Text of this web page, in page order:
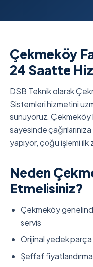
Çekmeköy
24 Saatte
DSB Teknik olarak
Sistemleri hizmetini
sunuyoruz. Çekmeköy
sayesinde
yapıyor, çoğu işlemi
Neden
Etmelisiniz?
Çekmeköy
servis
Orijinal yedek
Şeffaf